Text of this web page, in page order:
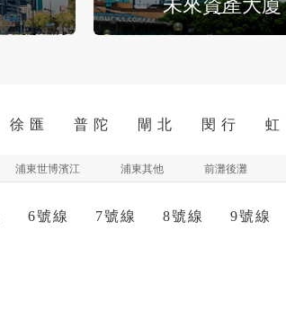
未來資產大廈
徐 匯 普 陀 閘 北 閔 行 虹
浦東世博濱江 浦東其他 前灘後灘
6號線 7號線 8號線 9號線